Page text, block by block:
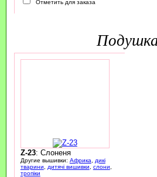
Отметить для заказа
Z-23: Слоненя
Другие вышивки: Африка
дикі
тварини
дитячі вишивки слони
тропіки